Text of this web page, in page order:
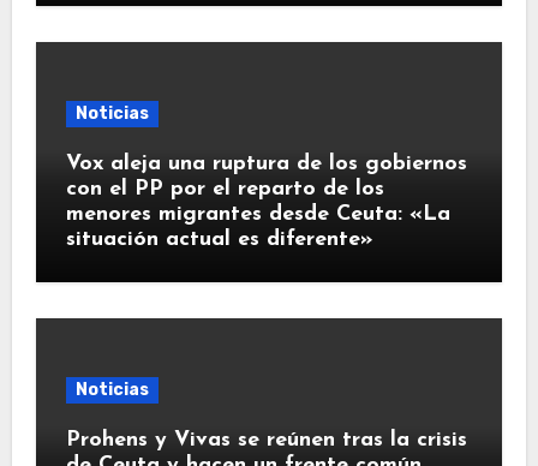
Noticias
Vox aleja una ruptura de los gobiernos
con el PP por el reparto de los
menores migrantes desde Ceuta: «La
situación actual es diferente»
Noticias
Prohens y Vivas se reúnen tras la crisis